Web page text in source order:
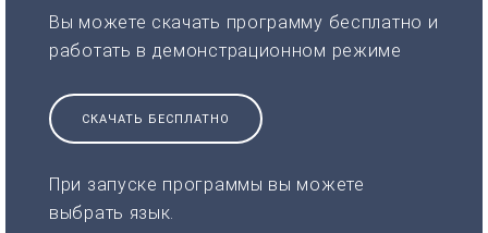
Вы можете скачать программу бесплатно и
работать в демонстрационном режиме
СКАЧАТЬ БЕСПЛАТНО
При запуске программы вы можете
выбрать язык.